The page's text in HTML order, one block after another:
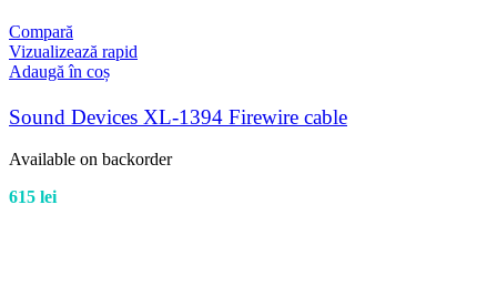
Compară
Vizualizează rapid
Adaugă în coș
Sound Devices XL-1394 Firewire cable
Available on backorder
615 lei